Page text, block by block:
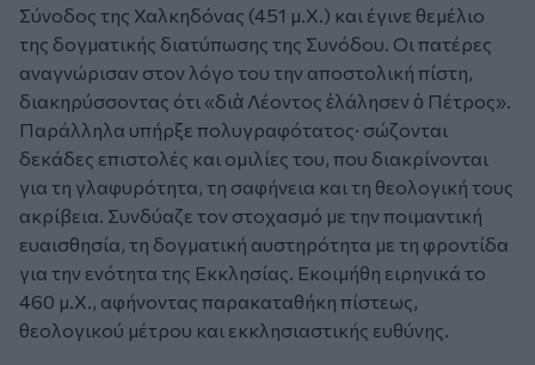
Σύνοδος της Χαλκηδόνας (451 μ.Χ.) και έγινε θεμέλιο
της δογματικής διατύπωσης της Συνόδου. Οι πατέρες
αναγνώρισαν στον λόγο του την αποστολική πίστη,
διακηρύσσοντας ότι «διὰ Λέοντος ἐλάλησεν ὁ Πέτρος».
Παράλληλα υπήρξε πολυγραφότατος· σώζονται
δεκάδες επιστολές και ομιλίες του, που διακρίνονται
για τη γλαφυρότητα, τη σαφήνεια και τη θεολογική τους
ακρίβεια. Συνδύαζε τον στοχασμό με την ποιμαντική
ευαισθησία, τη δογματική αυστηρότητα με τη φροντίδα
για την ενότητα της Εκκλησίας. Εκοιμήθη ειρηνικά το
460 μ.Χ., αφήνοντας παρακαταθήκη πίστεως,
θεολογικού μέτρου και εκκλησιαστικής ευθύνης.